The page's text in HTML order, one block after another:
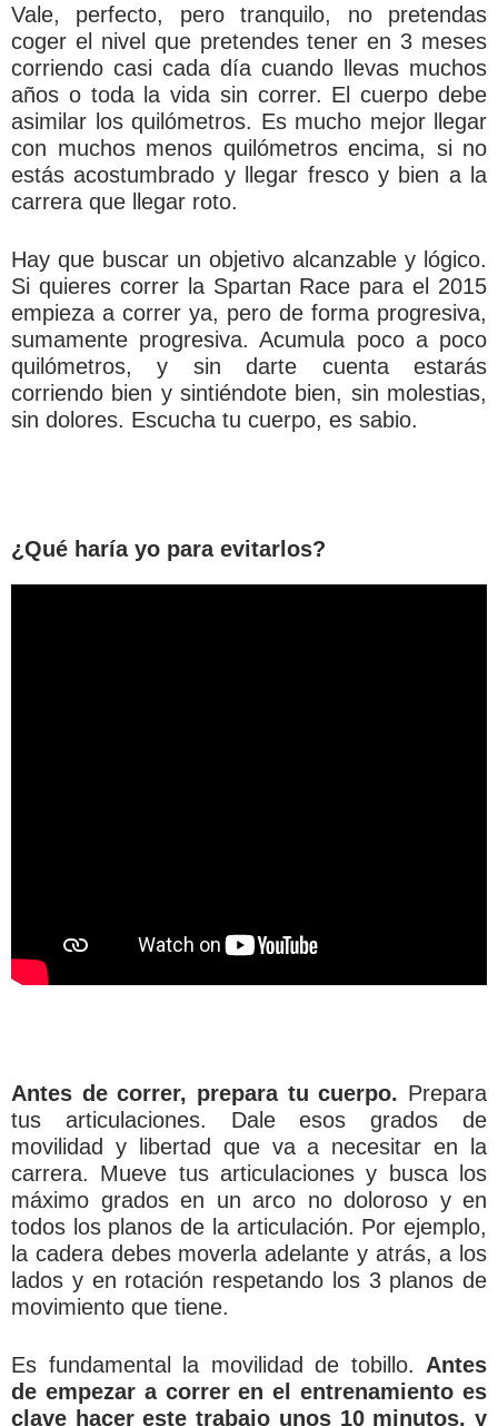
Vale, perfecto, pero tranquilo, no pretendas
coger el nivel que pretendes tener en 3 meses
corriendo casi cada día cuando llevas muchos
años o toda la vida sin correr. El cuerpo debe
asimilar los quilómetros. Es mucho mejor llegar
con muchos menos quilómetros encima, si no
estás acostumbrado y llegar fresco y bien a la
carrera que llegar roto.
Hay que buscar un objetivo alcanzable y lógico.
Si quieres correr la Spartan Race para el 2015
empieza a correr ya, pero de forma progresiva,
sumamente progresiva. Acumula poco a poco
quilómetros, y sin darte cuenta estarás
corriendo bien y sintiéndote bien, sin molestias,
sin dolores. Escucha tu cuerpo, es sabio.
¿Qué haría yo para evitarlos?
Antes de correr, prepara tu cuerpo. Prepara
tus articulaciones. Dale esos grados de
movilidad y libertad que va a necesitar en la
carrera. Mueve tus articulaciones y busca los
máximo grados en un arco no doloroso y en
todos los planos de la articulación. Por ejemplo,
la cadera debes moverla adelante y atrás, a los
lados y en rotación respetando los 3 planos de
movimiento que tiene.
Es fundamental la movilidad de tobillo. Antes
de empezar a correr en el entrenamiento es
clave hacer este trabajo unos 10 minutos, y